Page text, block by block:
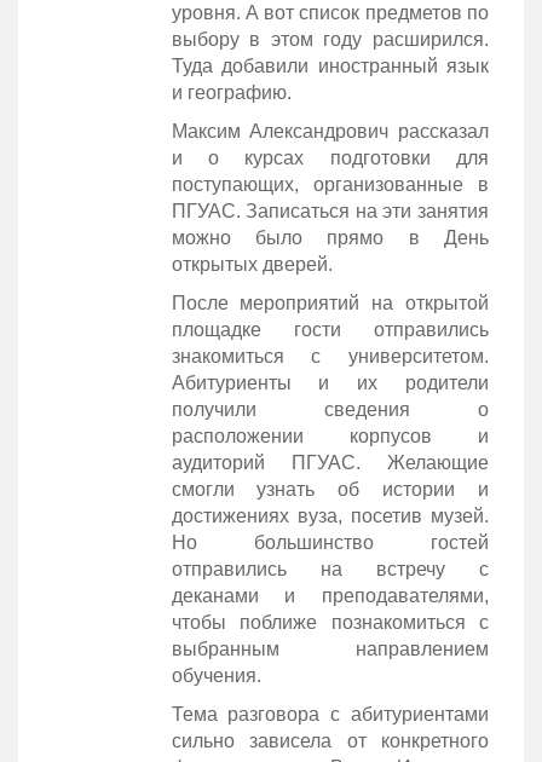
уровня. А вот список предметов по
выбору в этом году расширился.
Туда добавили иностранный язык
и географию.
Максим Александрович рассказал
и о курсах подготовки для
поступающих, организованные в
ПГУАС. Записаться на эти занятия
можно было прямо в День
открытых дверей.
После мероприятий на открытой
площадке гости отправились
знакомиться с университетом.
Абитуриенты и их родители
получили сведения о
расположении корпусов и
аудиторий ПГУАС. Желающие
смогли узнать об истории и
достижениях вуза, посетив музей.
Но большинство гостей
отправились на встречу с
деканами и преподавателями,
чтобы поближе познакомиться с
выбранным направлением
обучения.
Тема разговора с абитуриентами
сильно зависела от конкретного